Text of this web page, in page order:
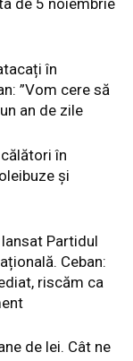
de 5 noiembrie
în
”Vom cere să
an de zile
în
și
Partidul
Ceban:
riscăm ca
de lei. Cât ne